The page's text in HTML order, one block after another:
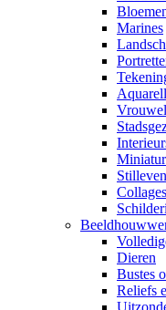
Marines
Collages
Dieren
Bustes
Reliefs